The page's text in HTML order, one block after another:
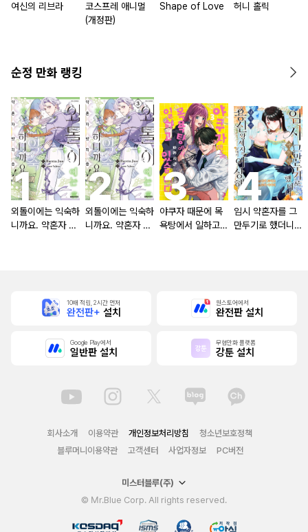
여신의 리브라
코스프레 애니멀
(개정판)
Shape of Love 허니 홀릭
순정 만화 랭킹
외톨이에는 익숙하
니까요. 약혼자 방
외톨이에는 익숙하
니까요. 약혼자 방
야쿠자 때문에 목
욕탕에서 일하고
임시 약혼자를 그
만두기로 했더니
10배 적립, 2시간 먼저
완전판+ 설치
원스토어에서
완전판 설치
Google Play에서
일반판 설치
무협만화 플랫폼
강툰 설치
회사소개 이용약관 개인정보처리방침
청소년보호정책
블루머니이용약관
고객센터 사업자정보 PC버전
미스터블루(주)
© Mr.Blue Corp. All rights reserved.